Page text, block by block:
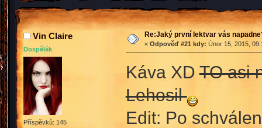
Vin Claire
Dospělák
Příspěvků: 145
Re:Jaký první lektvar vás
« Odpověď #21 kdy: Únor 15, 2015,
Káva XDTO asi
Lehosil
Edit: Po